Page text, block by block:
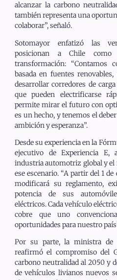
alcanzar la carbono
también representa una
colaborar”, señaló.
Sotomayor enfatizó las
posicionan a Chile
transformación: “Contamos
basada en fuentes
desarrollar corredores de
que pueden electrificarse
permite mirar el futuro con
es un hecho, y tenemos el
ambición y esperanza”.
Desde su experiencia en la
ejecutivo de Experiencia E,
industria automotriz global y el
ese escenario. “A partir del 1
modificará su reglamento,
potencia de sus
eléctricos. Cada vehículo
cobre que uno
oportunidades para nuestro
Por su parte, la ministra de
reafirmó el compromiso del
carbono neutralidad al 2050 y
de vehículos livianos nuevos